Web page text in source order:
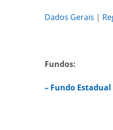
Dados Gerais |
Fundos:
– Fundo